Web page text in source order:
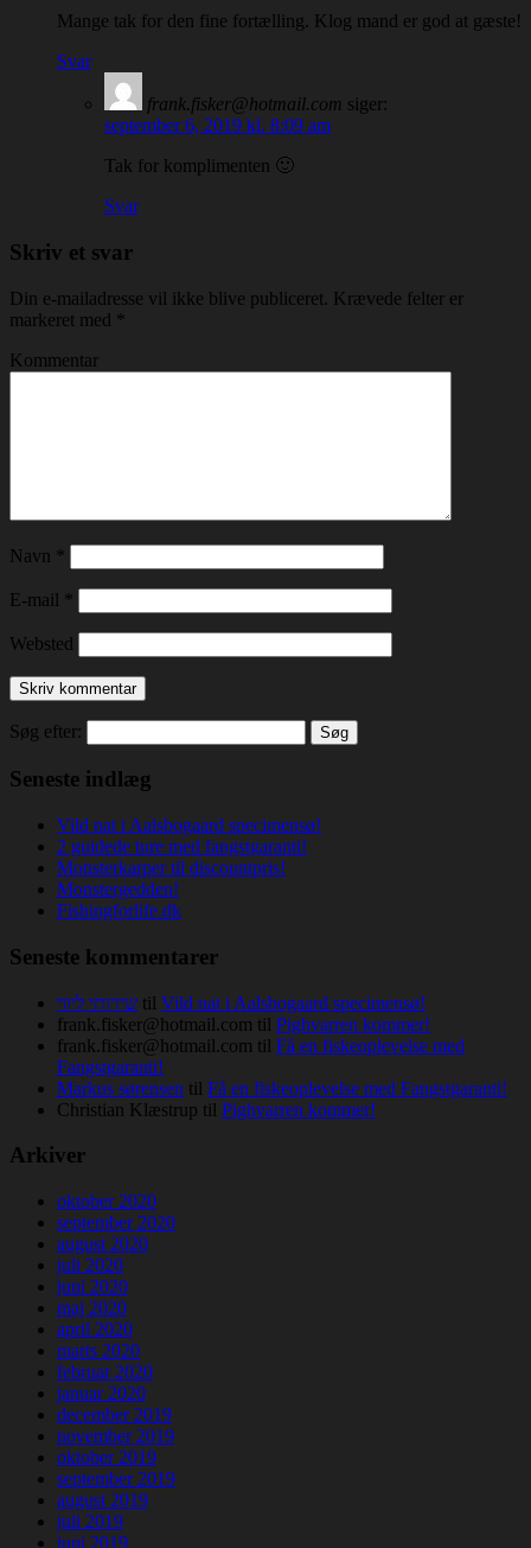
Mange tak for den fine fortælling. Klog mand er god at gæste!
Svar
frank.fisker@hotmail.com siger:
september 6, 2019 kl. 8:09 am
Tak for komplimenten 🙂
Svar
Skriv et svar
Din e-mailadresse vil ikke blive publiceret. Krævede felter er
markeret med *
Kommentar
Navn *
E-mail *
Websted
Søg efter:
Seneste indlæg
Vild nat i Aalsbogaard specimensø!
2 guidede ture med fangstgaranti!
Monsterkarper til discountpris!
Monstergedden!
Fishingforlife.dk
Seneste kommentarer
שירותי ליווי til Vild nat i Aalsbogaard specimensø!
frank.fisker@hotmail.com til Pighvarren kommer!
frank.fisker@hotmail.com til Få en fiskeoplevelse med
Fangstgaranti!
Markus sørensen til Få en fiskeoplevelse med Fangstgaranti!
Christian Klæstrup til Pighvarren kommer!
Arkiver
oktober 2020
september 2020
august 2020
juli 2020
juni 2020
maj 2020
april 2020
marts 2020
februar 2020
januar 2020
december 2019
november 2019
oktober 2019
september 2019
august 2019
juli 2019
juni 2019